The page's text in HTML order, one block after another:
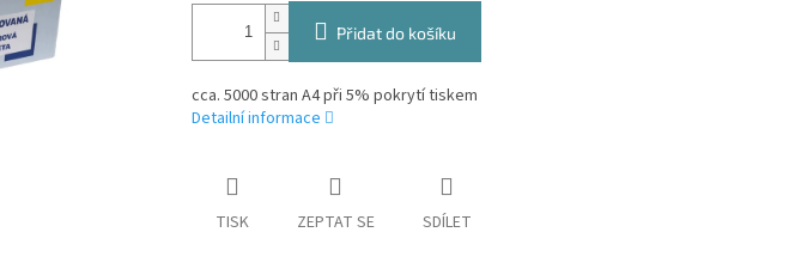
Přidat do košíku
cca. 5000 stran A4 při 5% pokrytí tiskem
Detailní informace
TISK ZEPTAT SE SDÍLET